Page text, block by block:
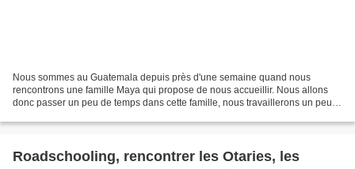
Nous sommes au Guatemala depuis près d'une semaine quand nous
rencontrons une famille Maya qui propose de nous accueillir. Nous allons
donc passer un peu de temps dans cette famille, nous travaillerons un peu
Roadschooling, rencontrer les Otaries, les